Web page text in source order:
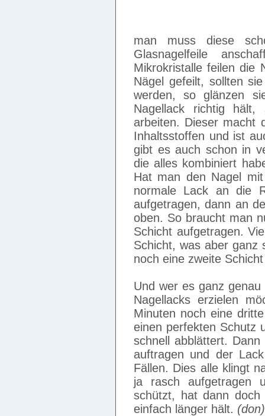
man muss diese
Glasnagelfeile
Mikrokristalle feilen die
Nägel gefeilt, sollten
werden, so glänzen
Nagellack richtig
arbeiten. Dieser macht
Inhaltsstoffen und ist
gibt es auch schon in
die alles kombiniert
Hat man den Nagel
normale Lack an die
aufgetragen, dann an
oben. So braucht man
Schicht aufgetragen.
Schicht, was aber ganz
noch eine zweite
Und wer es ganz
Nagellacks erzielen
Minuten noch eine
einen perfekten Schutz
schnell abblättert.
auftragen und der
Fällen. Dies alle klingt
ja rasch aufgetragen
schützt, hat dann
einfach länger hält. (don)